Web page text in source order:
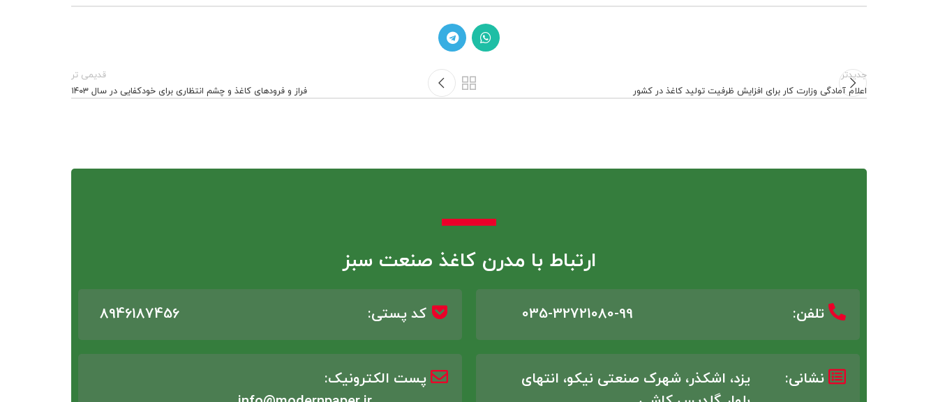
جدیدتر
اعلام آمادگی وزارت کار برای افزایش ظرفیت‌ تولید کاغذ در کشور
قدیمی تر
فراز و فرودهای کاغذ و چشم انتظاری برای خودکفایی در سال ۱۴۰۳
ارتباط با مدرن کاغذ صنعت سبز
تلفن: 035-32721080-99 کد پستی: 8946187456
نشانی:
یزد، اشکذر، شهرک صنعتی نیکو، انتهای
پست الکترونیک: